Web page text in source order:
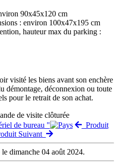
90x45x120 cm
: environ 100x47x195 cm
hauteur max du parking :
visité les biens avant son enchère
démontage, déconnexion ou toute
pour le retrait de son achat.
de visite clôturée
de bureau "
Produit
Suivant
dimanche 04 août 2024.